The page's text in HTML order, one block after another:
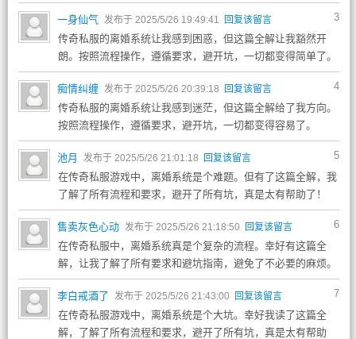
3
一身仙气 发布于 2025/5/26 19:49:41 回复该留言
传奇私服的离婚系统让我感到困惑，但这篇全解让我豁然开
朗。按照流程操作，遵循要求，避开坑，一切都变得简单了。
4
痴情纠缠 发布于 2025/5/26 20:39:18 回复该留言
传奇私服的离婚系统让我感到迷茫，但这篇全解给了我方向。
按照流程操作，遵循要求，避开坑，一切都变得容易了。
5
池月 发布于 2025/5/26 21:01:18 回复该留言
在传奇私服游戏中，离婚系统是个难题。但有了这篇全解，我
了解了所有流程和要求，避开了所有坑，真是太有帮助了！
6
售卖灰色心动 发布于 2025/5/26 21:18:50 回复该留言
在传奇私服中，离婚系统真是个复杂的流程。幸好有这篇全
解，让我了解了所有要求和避坑指南，避免了不必要的麻烦。
7
李白戒酒了 发布于 2025/5/26 21:43:00 回复该留言
在传奇私服游戏中，离婚系统是个大坑。幸好我读了这篇全
解，了解了所有流程和要求，避开了所有坑，真是太有帮助